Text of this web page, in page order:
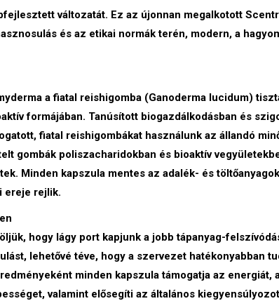
változatát. Ez az újonnan megalkotott
és az etikai normák terén, modern, a
a fiatal reishigomba (Ganoderma lucidum)
formájában. Tanúsított biogazdálkodásban és
fiatal reishigombákat használunk az állandó
gombák poliszacharidokban és bioaktív
Minden kapszula mentes az adalék- és
ereje rejlik.
hogy lágy port kapjunk a jobb tápanyag-
lehetővé téve, hogy a szervezet hatékonyabban
minden kapszula támogatja az energiát,
valamint elősegíti az általános